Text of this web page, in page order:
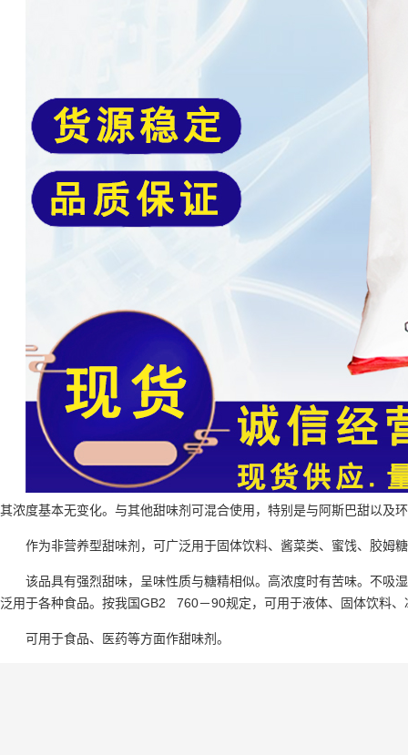
其浓度基本无变化。与其他甜味剂可混合使用，特别是与阿斯巴甜以及
作为非营养型甜味剂，可广泛用于固体饮料、酱菜类、蜜饯、胶姆
该品具有强烈甜味，呈味性质与糖精相似。高浓度时有苦味。不吸
泛用于各种食品。按我国GB2 760－90规定，可用于液体、固体饮料
可用于食品、医药等方面作甜味剂。